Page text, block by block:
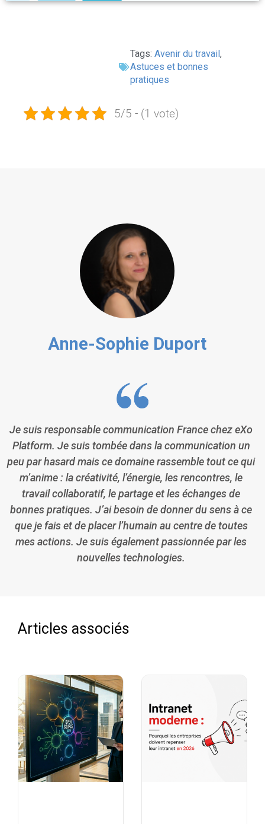
Tags: Avenir du travail,
Astuces et bonnes
pratiques
5/5 - (1 vote)
Anne-Sophie Duport
Je suis responsable communication France chez eXo
Platform. Je suis tombée dans la communication un
peu par hasard mais ce domaine rassemble tout ce qui
m’anime : la créativité, l’énergie, les rencontres, le
travail collaboratif, le partage et les échanges de
bonnes pratiques. J’ai besoin de donner du sens à ce
que je fais et de placer l’humain au centre de toutes
mes actions. Je suis également passionnée par les
nouvelles technologies.
Articles associés